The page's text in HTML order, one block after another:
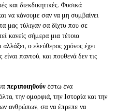
και διεκδικητικές. Φυσικά
να κάνουμε σαν να μη συμβαίνει
μας τύλιγαν σα δίχτυ που σε
κανείς σήμερα μια τέτοια
ο ελεύθερος χρόνος έχει
παντού, και πουθενά δεν τις
περιποιηθούν έστω ένα
την ομορφιά, την Ιστορία και την
ανθρώπων, σα να έπρεπε να